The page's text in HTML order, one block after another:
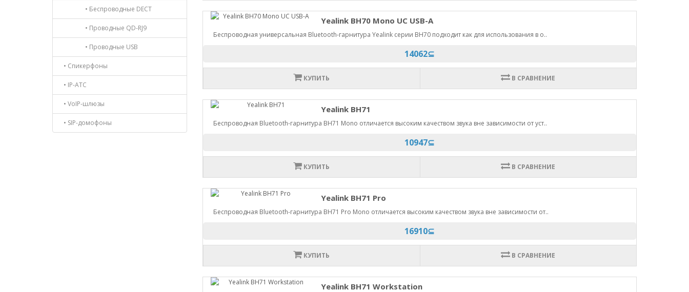
• Беспроводные DECT
• Проводные QD-RJ9
• Проводные USB
• Спикерфоны
• IP-АТС
• VoIP-шлюзы
• SIP-домофоны
Yealink BH70 Mono UC USB-A
Беспроводная универсальная Bluetooth-гарнитура Yealink серии BH70 подходит как для использования в о..
14062⊆
КУПИТЬ В СРАВНЕНИЕ
Yealink BH71
Беспроводная Bluetooth-гарнитура BH71 Mono отличается высоким качеством звука вне зависимости от уст..
10947⊆
КУПИТЬ В СРАВНЕНИЕ
Yealink BH71 Pro
Беспроводная Bluetooth-гарнитура BH71 Pro Mono отличается высоким качеством звука вне зависимости от..
16910⊆
КУПИТЬ В СРАВНЕНИЕ
Yealink BH71 Workstation